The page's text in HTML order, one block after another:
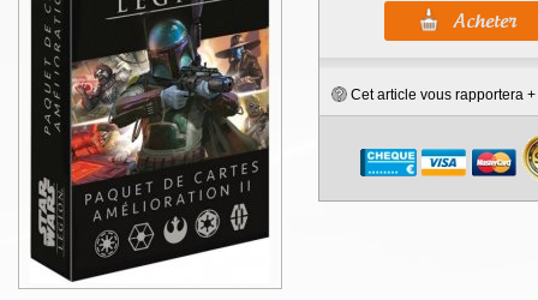
Cet article vous rapportera +